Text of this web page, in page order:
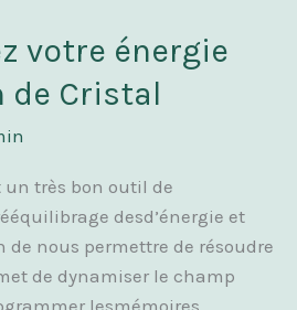
votre énergie
de Cristal
un très bon outil de
desd’énergie et
de nous permettre de résoudre
de dynamiser le champ
lesmémoires